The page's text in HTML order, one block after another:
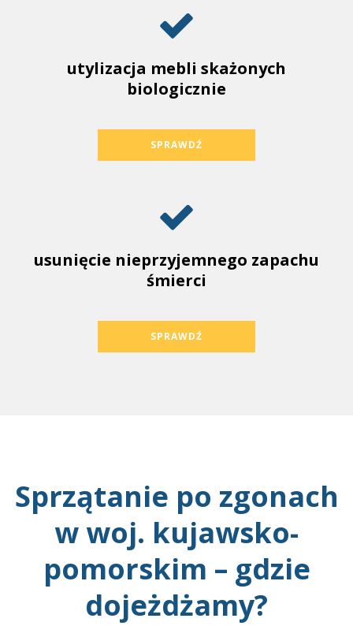
utylizacja mebli skażonych
biologicznie
SPRAWDŹ
usunięcie nieprzyjemnego zapachu
śmierci
SPRAWDŹ
Sprzątanie po zgonach
w woj. kujawsko-
pomorskim – gdzie
dojeżdżamy?